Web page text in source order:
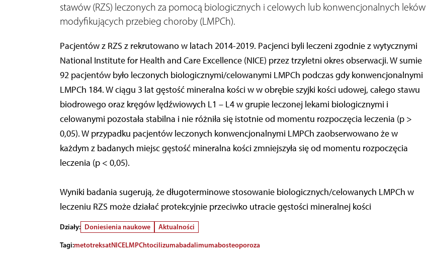
stawów (RZS) leczonych za pomocą biologicznych i celowych lub konwencjonalnych leków
modyfikujących przebieg choroby (LMPCh).
Pacjentów z RZS z rekrutowano w latach 2014-2019. Pacjenci byli leczeni zgodnie z wytycznymi
National Institute for Health and Care Excellence (NICE) przez trzyletni okres obserwacji. W sumie
92 pacjentów było leczonych biologicznymi/celowanymi LMPCh podczas gdy konwencjonalnymi
LMPCh 184. W ciągu 3 lat gęstość mineralna kości w w obrębie szyjki kości udowej, całego stawu
biodrowego oraz kręgów lędźwiowych L1 – L4 w grupie leczonej lekami biologicznymi i
celowanymi pozostała stabilna i nie różniła się istotnie od momentu rozpoczęcia leczenia (p >
0,05). W przypadku pacjentów leczonych konwencjonalnymi LMPCh zaobserwowano że w
każdym z badanych miejsc gęstość mineralna kości zmniejszyła się od momentu rozpoczęcia
leczenia (p < 0,05).
Wyniki badania sugerują, że długoterminowe stosowanie biologicznych/celowanych LMPCh w
leczeniu RZS może działać protekcyjnie przeciwko utracie gęstości mineralnej kości
Działy: Doniesienia naukowe
Aktualności
Tagi:metotreksatNICELMPChtocilizumabadalimumabosteoporoza